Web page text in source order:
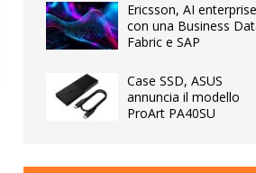
Ericsson, AI enterprise
con una Business
Fabric e SAP
Case SSD, ASUS
annuncia il modello
ProArt PA40SU